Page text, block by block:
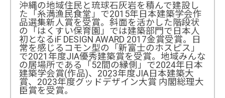
沖縄の地域住民と琉球石灰岩を積んで建設し
た「糸満漁民食堂」で2015年日本建築学会作
品選集新人賞を受賞。斜面を活かした階段状
の「はくすい保育園」では建築部門で日本人
初となるiF DESIGN AWARD 2017金賞受賞。日
常を感じるコモン型の「新富士のホスピス」
で2021年度JIA優秀建築賞を受賞。地域みんな
の居場所である「52間の縁側」で2024年日本
建築学会賞(作品)、2023年度JIA日本建築大
賞、2023年度グッドデザイン大賞 内閣総理大
臣賞を受賞。